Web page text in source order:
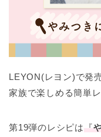
LEYON(レヨン)で発
家族で楽しめる簡単
第19弾のレシピは 『